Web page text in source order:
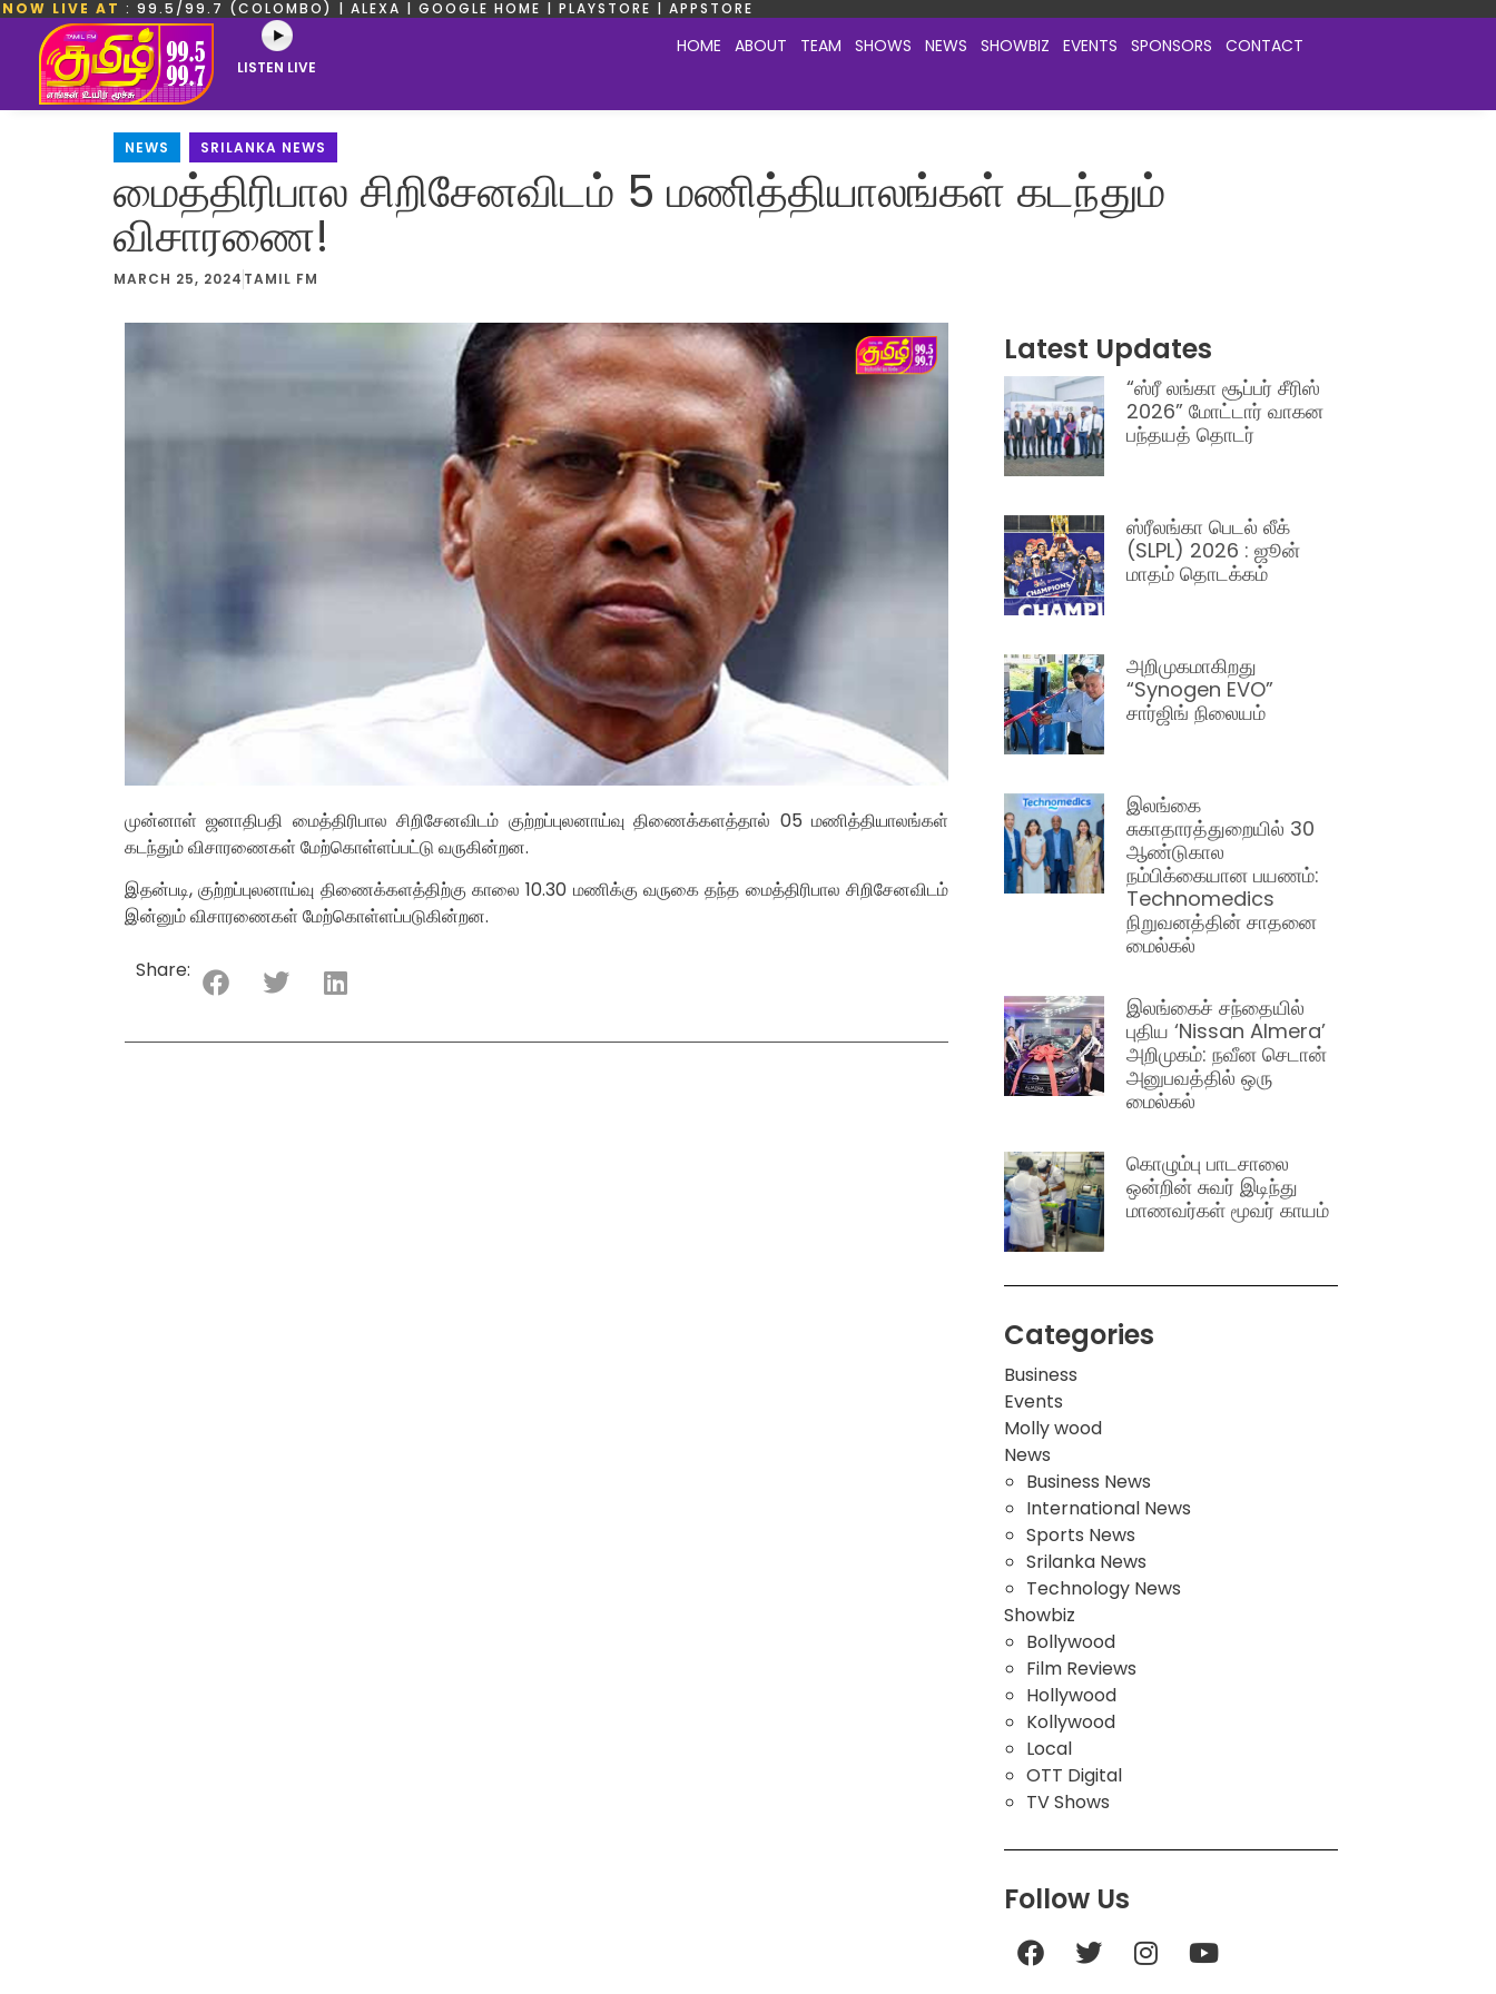
NOW LIVE AT : 99.5/99.7 (COLOMBO) | ALEXA | GOOGLE HOME | PLAYSTORE | APPSTORE
LISTEN LIVE
HOME ABOUT TEAM SHOWS NEWS SHOWBIZ EVENTS SPONSORS CONTACT
NEWS SRILANKA NEWS
மைத்திரிபால சிறிசேனவிடம் 5 மணித்தியாலங்கள் கடந்தும்
விசாரணை!
MARCH 25, 2024 TAMIL FM
முன்னாள் ஜனாதிபதி மைத்திரிபால சிறிசேனவிடம் குற்றப்புலனாய்வு திணைக்களத்தால் 05 மணித்தியாலங்கள்
கடந்தும் விசாரணைகள் மேற்கொள்ளப்பட்டு வருகின்றன.
இதன்படி, குற்றப்புலனாய்வு திணைக்களத்திற்கு காலை 10.30 மணிக்கு வருகை தந்த மைத்திரிபால சிறிசேனவிடம்
இன்னும் விசாரணைகள் மேற்கொள்ளப்படுகின்றன.
Share:
Latest Updates
“ஸ்ரீ லங்கா சூப்பர் சீரிஸ்
2026” மோட்டார் வாகன
பந்தயத் தொடர்
ஸ்ரீலங்கா பெடல் லீக்
(SLPL) 2026 : ஜூன்
மாதம் தொடக்கம்
அறிமுகமாகிறது
“Synogen EVO”
சார்ஜிங் நிலையம்
இலங்கை
சுகாதாரத்துறையில் 30
ஆண்டுகால
நம்பிக்கையான பயணம்:
Technomedics
நிறுவனத்தின் சாதனை
மைல்கல்
இலங்கைச் சந்தையில்
புதிய ‘Nissan Almera’
அறிமுகம்: நவீன செடான்
அனுபவத்தில் ஒரு
மைல்கல்
கொழும்பு பாடசாலை
ஒன்றின் சுவர் இடிந்து
மாணவர்கள் மூவர் காயம்
Categories
Business
Events
Molly wood
News
Business News
International News
Sports News
Srilanka News
Technology News
Showbiz
Bollywood
Film Reviews
Hollywood
Kollywood
Local
OTT Digital
TV Shows
Follow Us